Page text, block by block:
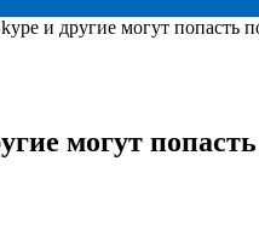
и другие могут попасть
могут попасть